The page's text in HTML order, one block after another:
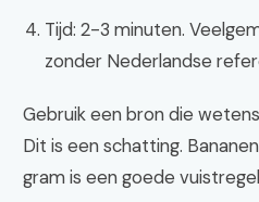
Tijd: 2-3 minuten.
zonder Nederlandse
Gebruik een bron die
Dit is een schatting.
gram is een goede